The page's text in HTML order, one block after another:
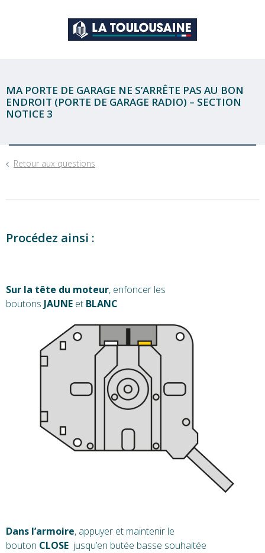
MA PORTE DE GARAGE NE S’ARRÊTE PAS AU BON
ENDROIT (PORTE DE GARAGE RADIO) – SECTION
NOTICE 3
Retour aux questions
Procédez ainsi :
Sur la tête du moteur, enfoncer les
boutons JAUNE et BLANC
Dans l’armoire, appuyer et maintenir le
bouton CLOSE jusqu’en butée basse souhaitée